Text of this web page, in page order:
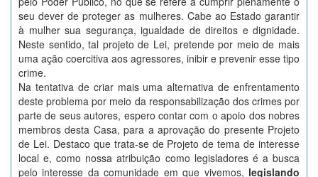
seu dever de proteger as mulheres. Cabe ao Estado garantir
à mulher sua segurança, igualdade de direitos e dignidade.
Neste sentido, tal projeto de Lei, pretende por meio de mais
uma ação coercitiva aos agressores, inibir e prevenir esse tipo
crime.
Na tentativa de criar mais uma alternativa de enfrentamento
deste problema por meio da responsabilização dos crimes por
parte de seus autores, espero contar com o apoio dos nobres
membros desta Casa, para a aprovação do presente Projeto
de Lei. Destaco que trata-se de Projeto de tema de interesse
local e, como nossa atribuição como legisladores é a busca
pelo interesse da comunidade em que vivemos, legislando